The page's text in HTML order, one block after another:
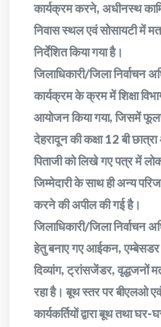
कार्यक्रम करने, अधीनस्थ
निवास स्थल एवं सोसायटी में
निर्देशित किया गया है।
जिलाधिकारी/जिला निर्वाचन
कार्यक्रम के क्रम में शिक्षा
आयोजन किया गया, जिसमें
देहरादून की कक्षा 12 बी
पिताजी को लिखे गए पत्र में
जिम्मेदारी के साथ ही अन्य
करने की अपील की गई है।
जिलाधिकारी/जिला निर्वाचन
हेतु बनाए गए आईकन, एम्बेसडर
दिव्यांग, ट्रांसजेंडर, वृद्धजनों
रहा है। बूथ स्तर पर बीएलओ
कार्यकर्तियों द्वारा बूथ तथा